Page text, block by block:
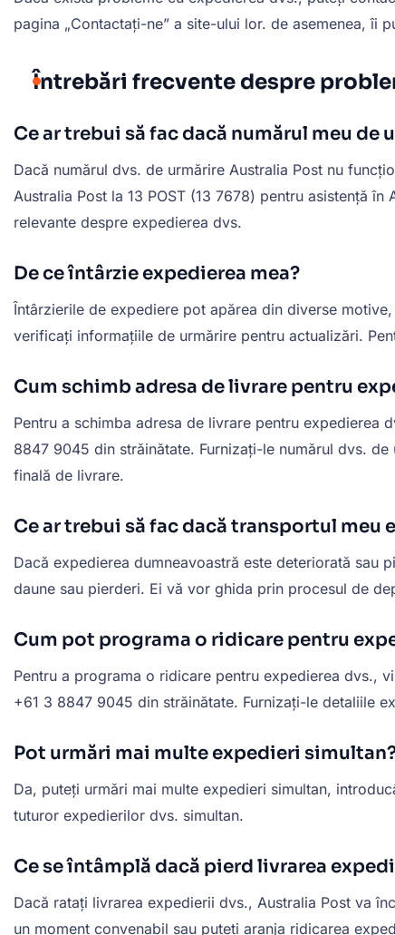
pagina „Contactați-ne” a site-ului lor. de asemenea, îi
Întrebări frecvente despre
Ce ar trebui să fac dacă numărul meu de
Dacă numărul dvs. de urmărire Australia Post nu
Australia Post la 13 POST (13 7678) pentru asistență
relevante despre expedierea dvs.
De ce întârzie expedierea mea?
Întârzierile de expediere pot apărea din diverse
verificați informațiile de urmărire pentru actualizări.
Cum schimb adresa de livrare pentru
Pentru a schimba adresa de livrare pentru expedierea
8847 9045 din străinătate. Furnizați-le numărul dvs.
finală de livrare.
Ce ar trebui să fac dacă transportul meu
Dacă expedierea dumneavoastră este deteriorată sau
daune sau pierderi. Ei vă vor ghida prin procesul de
Cum pot programa o ridicare pentru
Pentru a programa o ridicare pentru expedierea dvs.,
+61 3 8847 9045 din străinătate. Furnizați-le detaliile
Pot urmări mai multe expedieri
Da, puteți urmări mai multe expedieri simultan,
tuturor expedierilor dvs. simultan.
Ce se întâmplă dacă pierd livrarea
Dacă ratați livrarea expedierii dvs., Australia Post va
un moment convenabil sau puteți aranja ridicarea